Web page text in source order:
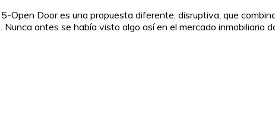
Open Door es una propuesta diferente, disruptiva, que
antes se había visto algo así en el mercado inmobiliario